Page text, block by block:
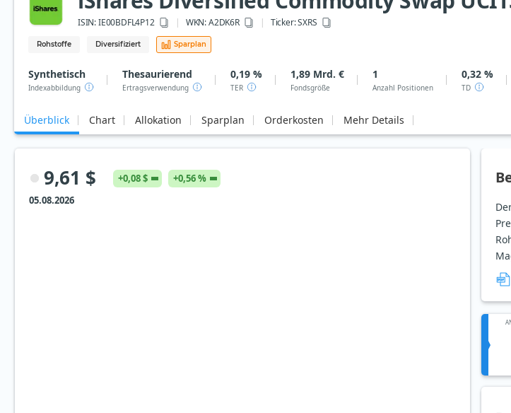
ISIN:IE00BDFL4P12 WKN: A2DK6R Ticker:SXRS
Rohstoffe Diversifiziert Sparplan
Synthetisch
Indexabbildung
Thesaurierend
Ertragsverwendung
0,19 %
TER
1,89 Mrd. €
Fondsgröße
1
Anzahl Positionen
0,32 %
TD
Überblick Chart Allokation Sparplan Orderkosten Mehr Details
9,61 $ +0,08 $
+0,56 %
05.08.2026